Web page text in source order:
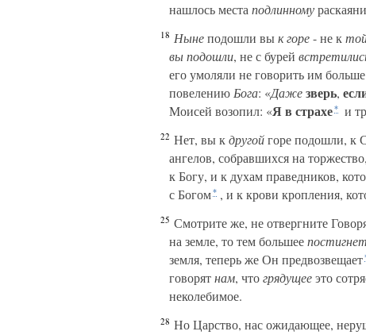
нашлось места подлинному
18 Нынеподошли вык горе- не к
вы подошли, не с бурей
его умоляли не говорить им
повелению Бога: «Дажезверь,
Моисей возопил: «Я в страхе* и
22 Нет, вы кдругойгоре подошли, к
ангелов, собравшихся на торжество,
к Богу, и к духам праведников,
с Богом* , и к крови кропления,
25 Смотрите же, не отвергните
на земле, то тем большеепостигнет
земля, теперь же Он предвозвещает
говорятнам, чтогрядущееэто
неколебимое.
28 Но Царство, нас ожидающее,